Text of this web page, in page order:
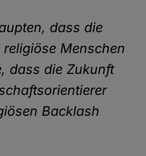
dass die
Menschen
dass die Zukunft
Backlash